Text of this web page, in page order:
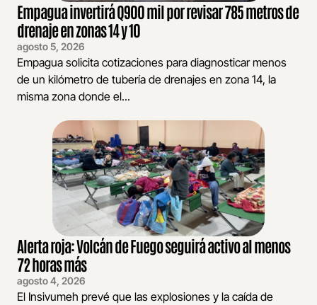
Empagua invertirá Q900 mil por revisar 785 metros de
drenaje en zonas 14 y 10
agosto 5, 2026
Empagua solicita cotizaciones para diagnosticar menos
de un kilómetro de tubería de drenajes en zona 14, la
misma zona donde el...
Alerta roja: Volcán de Fuego seguirá activo al menos
72 horas más
agosto 4, 2026
El Insivumeh prevé que las explosiones y la caída de